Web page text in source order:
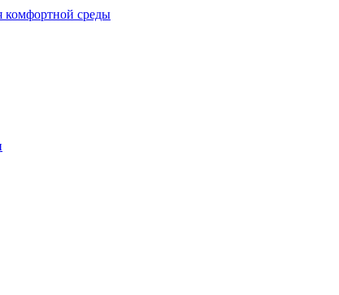
комфортной среды